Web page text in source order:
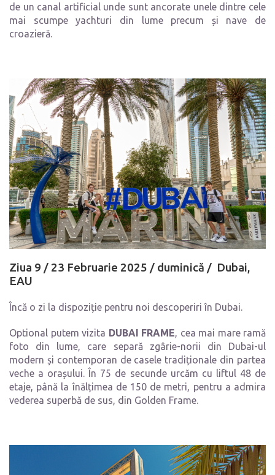
de un canal artificial unde sunt ancorate unele dintre cele
mai scumpe yachturi din lume precum și nave de
croazieră.
Ziua 9 / 23 Februarie 2025 / duminică / Dubai,
EAU
Încă o zi la dispoziție pentru noi descoperiri în Dubai.
Optional putem vizita DUBAI FRAME, cea mai mare ramă
foto din lume, care separă zgârie-norii din Dubai-ul
modern și contemporan de casele tradiționale din partea
veche a orașului. În 75 de secunde urcăm cu liftul 48 de
etaje, până la înălțimea de 150 de metri, pentru a admira
vederea superbă de sus, din Golden Frame.